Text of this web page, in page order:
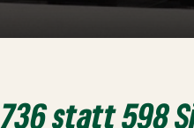
736 statt 598